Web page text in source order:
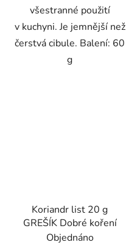
všestranné použití
v kuchyni. Je jemnější než
čerstvá cibule. Balení: 60
g
Koriandr list 20 g
GREŠÍK Dobré koření
Objednáno